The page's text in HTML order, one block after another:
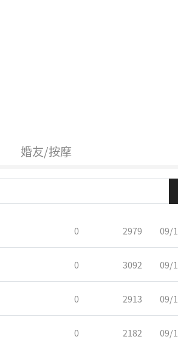
婚友/按摩
0 2979 09/
0 3092 09/
0 2913 09/
0 2182 09/